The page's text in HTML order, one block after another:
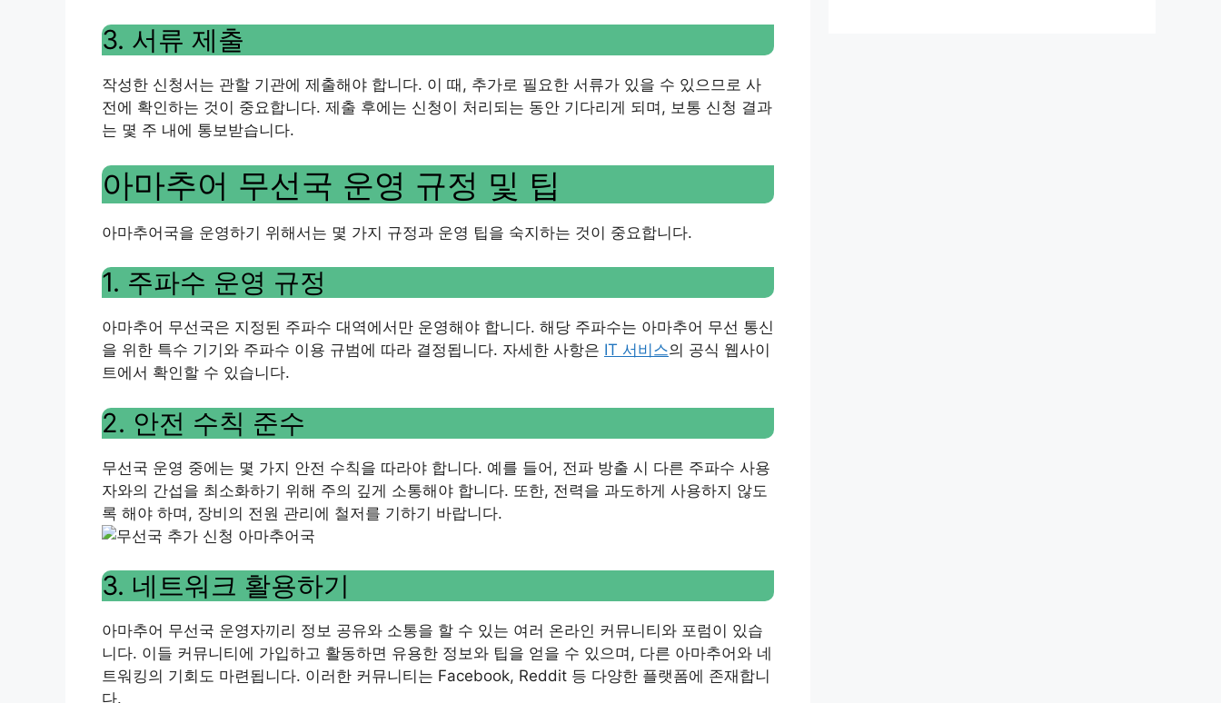
3. 서류 제출
작성한 신청서는 관할 기관에 제출해야 합니다. 이 때, 추가로 필요한 서류가 있을 수 있으므로 사
전에 확인하는 것이 중요합니다. 제출 후에는 신청이 처리되는 동안 기다리게 되며, 보통 신청 결과
는 몇 주 내에 통보받습니다.
아마추어 무선국 운영 규정 및 팁
아마추어국을 운영하기 위해서는 몇 가지 규정과 운영 팁을 숙지하는 것이 중요합니다.
1. 주파수 운영 규정
아마추어 무선국은 지정된 주파수 대역에서만 운영해야 합니다. 해당 주파수는 아마추어 무선 통신
을 위한 특수 기기와 주파수 이용 규범에 따라 결정됩니다. 자세한 사항은 IT 서비스의 공식 웹사이
트에서 확인할 수 있습니다.
2. 안전 수칙 준수
무선국 운영 중에는 몇 가지 안전 수칙을 따라야 합니다. 예를 들어, 전파 방출 시 다른 주파수 사용
자와의 간섭을 최소화하기 위해 주의 깊게 소통해야 합니다. 또한, 전력을 과도하게 사용하지 않도
록 해야 하며, 장비의 전원 관리에 철저를 기하기 바랍니다.
3. 네트워크 활용하기
아마추어 무선국 운영자끼리 정보 공유와 소통을 할 수 있는 여러 온라인 커뮤니티와 포럼이 있습
니다. 이들 커뮤니티에 가입하고 활동하면 유용한 정보와 팁을 얻을 수 있으며, 다른 아마추어와 네
트워킹의 기회도 마련됩니다. 이러한 커뮤니티는 Facebook, Reddit 등 다양한 플랫폼에 존재합니
다.